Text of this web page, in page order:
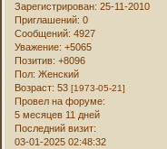
Зарегистрирован: 25-11-2010
Приглашений: 0
Сообщений: 4927
Уважение: +5065
Позитив: +8096
Пол: Женский
Возраст: 53[1973-05-21]
Провел на форуме:
5 месяцев 11 дней
Последний визит:
03-01-2025 02:48:32